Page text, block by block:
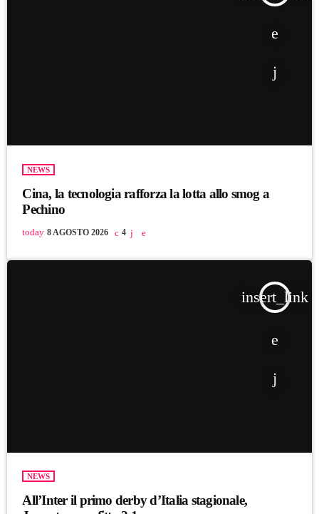
NEWS
Cina, la tecnologia rafforza la lotta allo smog a
Pechino
today 8 AGOSTO 2026 4
insert_link
NEWS
All’Inter il primo derby d’Italia stagionale,